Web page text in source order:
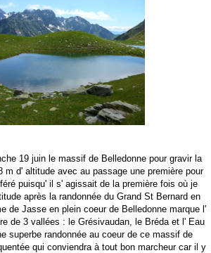
19 juin le massif de Belledonne pour gravir la
m d' altitude avec au passage une première pour
puisqu' il s' agissait de la première fois où je
après la randonnée du Grand St Bernard en
de Jasse en plein coeur de Belledonne marque l'
de 3 vallées : le Grésivaudan, le Bréda et l' Eau
superbe randonnée au coeur de ce massif de
qui conviendra à tout bon marcheur car il y